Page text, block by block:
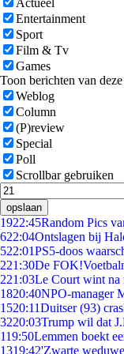
Actueel
Entertainment
Sport
Film & Tv
Games
Toon berichten van
Weblog
Column
(P)review
Special
Poll
Scrollbar gebruiken
opslaan
1922:45Random Pics
622:04Ontslagen bij
522:01PS5-doos
221:30De
221:03Le Court wint na
1820:40NPO-manager
1520:11Duitser (93)
3220:03Trump wil dat
119:50Lemmen boekt
1319:42'Zwarte